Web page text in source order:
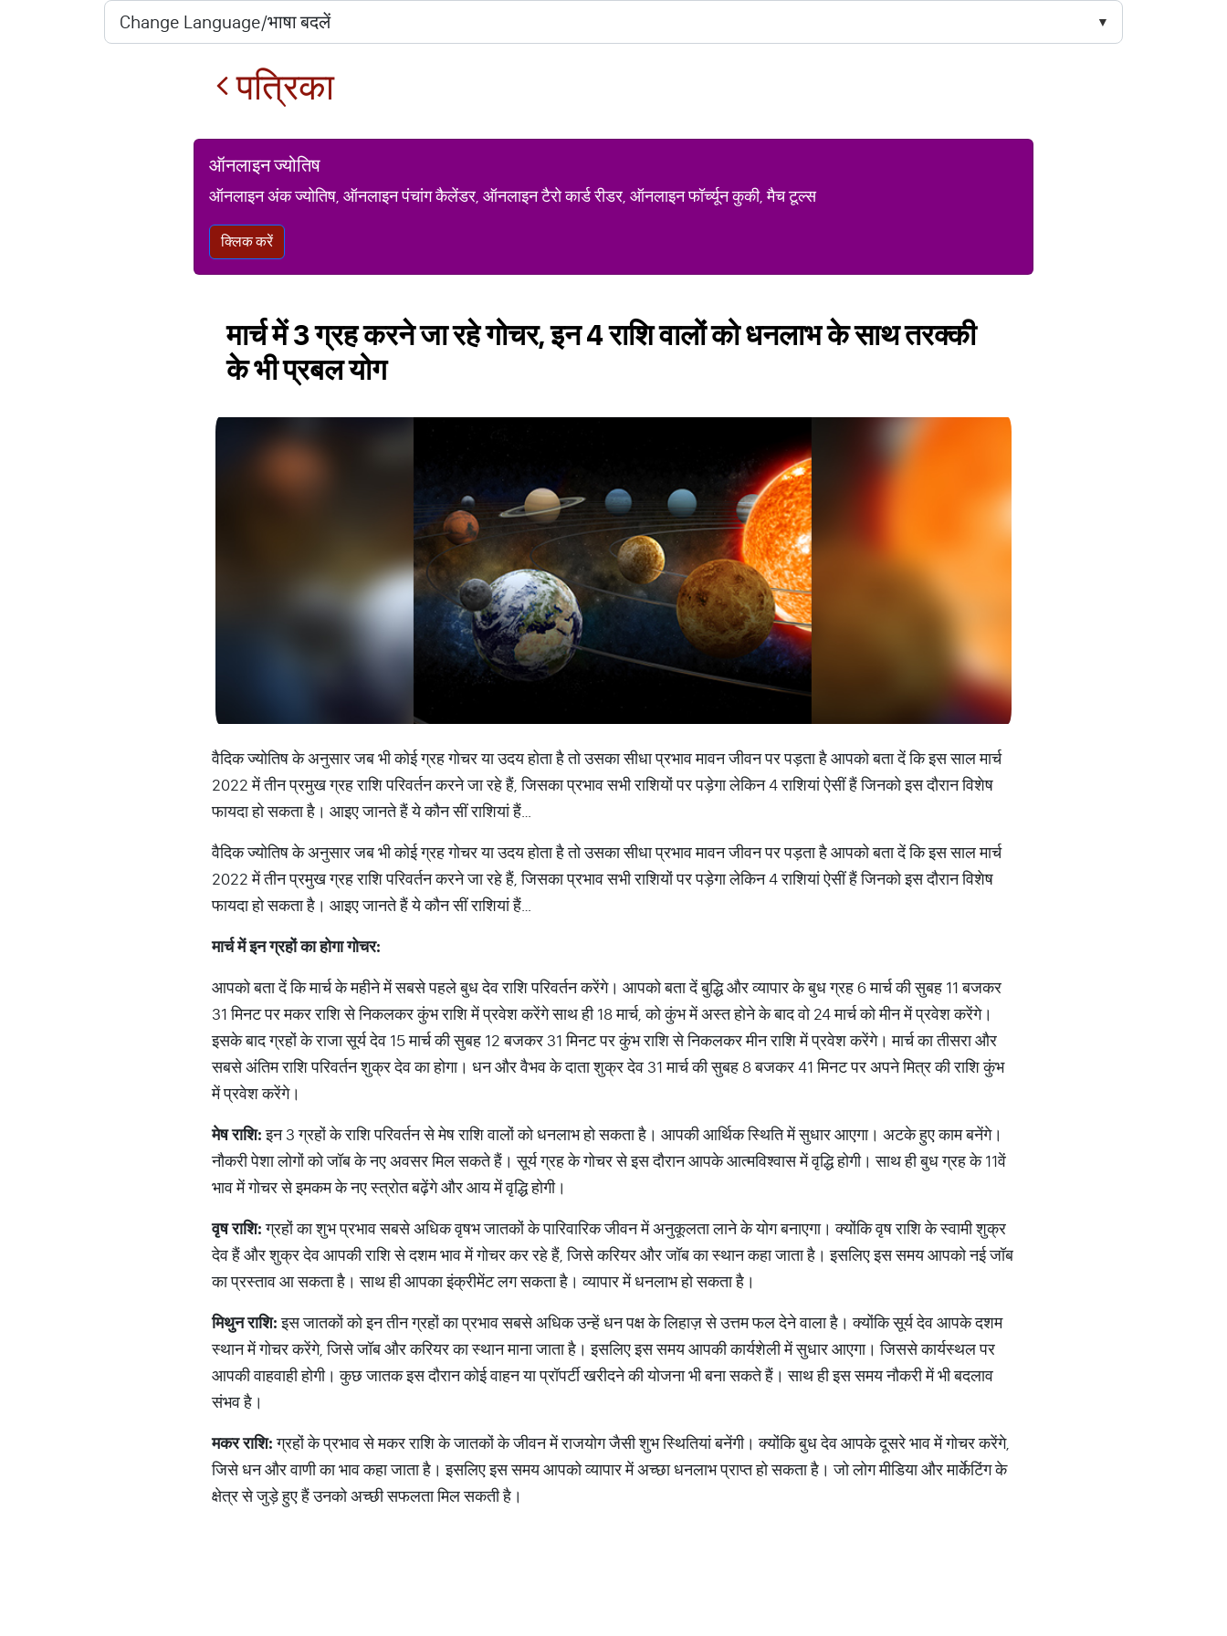
पत्रिका
ऑनलाइन ज्योतिष
ऑनलाइन अंक ज्योतिष, ऑनलाइन पंचांग कैलेंडर, ऑनलाइन टैरो कार्ड रीडर, ऑनलाइन फॉर्च्यून कुकी, मैच टूल्स
क्लिक करें
मार्च में 3 ग्रह करने जा रहे गोचर, इन 4 राशि वालों को धनलाभ के साथ तरक्की
के भी प्रबल योग
वैदिक ज्योतिष के अनुसार जब भी कोई ग्रह गोचर या उदय होता है तो उसका सीधा प्रभाव मावन जीवन पर पड़ता है आपको बता दें कि इस साल मार्च
2022 में तीन प्रमुख ग्रह राशि परिवर्तन करने जा रहे हैं, जिसका प्रभाव सभी राशियों पर पड़ेगा लेकिन 4 राशियां ऐसीं हैं जिनको इस दौरान विशेष
फायदा हो सकता है। आइए जानते हैं ये कौन सीं राशियां हैं…
वैदिक ज्योतिष के अनुसार जब भी कोई ग्रह गोचर या उदय होता है तो उसका सीधा प्रभाव मावन जीवन पर पड़ता है आपको बता दें कि इस साल मार्च
2022 में तीन प्रमुख ग्रह राशि परिवर्तन करने जा रहे हैं, जिसका प्रभाव सभी राशियों पर पड़ेगा लेकिन 4 राशियां ऐसीं हैं जिनको इस दौरान विशेष
फायदा हो सकता है। आइए जानते हैं ये कौन सीं राशियां हैं…
मार्चमेंइनग्रहोंकाहोगागोचर:
आपको बता दें कि मार्च के महीने में सबसे पहले बुध देव राशि परिवर्तन करेंगे। आपको बता दें बुद्धि और व्यापार के बुध ग्रह 6 मार्च की सुबह 11 बजकर
31 मिनट पर मकर राशि से निकलकर कुंभ राशि में प्रवेश करेंगे साथ ही 18 मार्च, को कुंभ में अस्त होने के बाद वो 24 मार्च को मीन में प्रवेश करेंगे।
इसके बाद ग्रहों के राजा सूर्य देव 15 मार्च की सुबह 12 बजकर 31 मिनट पर कुंभ राशि से निकलकर मीन राशि में प्रवेश करेंगे। मार्च का तीसरा और
सबसे अंतिम राशि परिवर्तन शुक्र देव का होगा। धन और वैभव के दाता शुक्र देव 31 मार्च की सुबह 8 बजकर 41 मिनट पर अपने मित्र की राशि कुंभ
में प्रवेश करेंगे।
मेषराशि:इन 3 ग्रहों के राशि परिवर्तन से मेष राशि वालों को धनलाभ हो सकता है। आपकी आर्थिक स्थिति में सुधार आएगा। अटके हुए काम बनेंगे।
नौकरी पेशा लोगों को जॉब के नए अवसर मिल सकते हैं। सूर्य ग्रह के गोचर से इस दौरान आपके आत्मविश्वास में वृद्धि होगी। साथ ही बुध ग्रह के 11वें
भाव में गोचर से इमकम के नए स्त्रोत बढ़ेंगे और आय में वृद्धि होगी।
वृषराशि:ग्रहों का शुभ प्रभाव सबसे अधिक वृषभ जातकों के पारिवारिक जीवन में अनुकूलता लाने के योग बनाएगा। क्योंकि वृष राशि के स्वामी शुक्र
देव हैं और शुक्र देव आपकी राशि से दशम भाव में गोचर कर रहे हैं, जिसे करियर और जॉब का स्थान कहा जाता है। इसलिए इस समय आपको नई जॉब
का प्रस्ताव आ सकता है। साथ ही आपका इंक्रीमेंट लग सकता है। व्यापार में धनलाभ हो सकता है।
मिथुनराशि:इस जातकों को इन तीन ग्रहों का प्रभाव सबसे अधिक उन्हें धन पक्ष के लिहाज़ से उत्तम फल देने वाला है। क्योंकि सूर्य देव आपके दशम
स्थान में गोचर करेंगे, जिसे जॉब और करियर का स्थान माना जाता है। इसलिए इस समय आपकी कार्यशेली में सुधार आएगा। जिससे कार्यस्थल पर
आपकी वाहवाही होगी। कुछ जातक इस दौरान कोई वाहन या प्रॉपर्टी खरीदने की योजना भी बना सकते हैं। साथ ही इस समय नौकरी में भी बदलाव
संभव है।
मकरराशि:ग्रहों के प्रभाव से मकर राशि के जातकों के जीवन में राजयोग जैसी शुभ स्थितियां बनेंगी। क्योंकि बुध देव आपके दूसरे भाव में गोचर करेंगे,
जिसे धन और वाणी का भाव कहा जाता है। इसलिए इस समय आपको व्यापार में अच्छा धनलाभ प्राप्त हो सकता है। जो लोग मीडिया और मार्केटिंग के
क्षेत्र से जुड़े हुए हैं उनको अच्छी सफलता मिल सकती है।